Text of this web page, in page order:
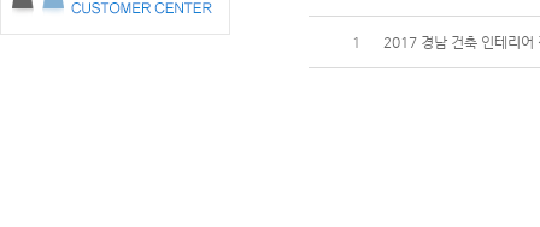
1 2017 경남 건축 인테리